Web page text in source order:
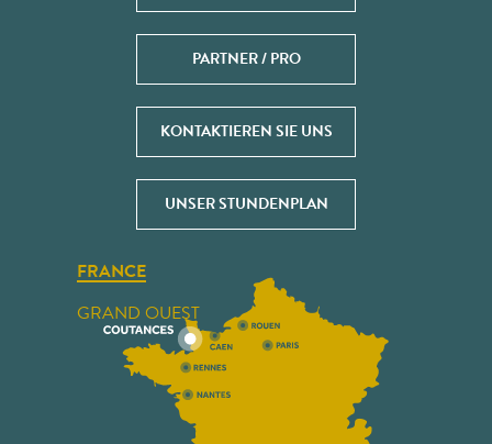
PARTNER / PRO
KONTAKTIEREN SIE UNS
UNSER STUNDENPLAN
FRANCE
GRAND OUEST